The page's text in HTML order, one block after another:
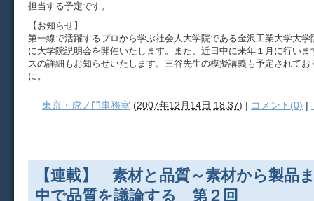
担当する予定です。
【お知らせ】
第一線で活躍するプロから学ぶ社会人大学院である金沢工業大学大学
に大学院説明会を開催いたします。また、近日中に来年１月に行い
スの詳細もお知らせいたします。三谷先生の模擬講義も予定されてお
に。
東京・虎ノ門事務室 (2007年12月14日 18:37) | コメント(0) |
【連載】 素材と品質～素材から製品
中で品質を議論する 第２回